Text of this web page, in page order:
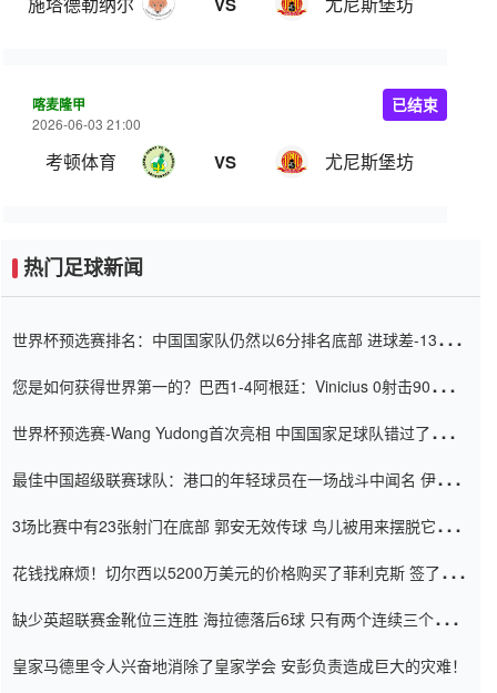
喀麦隆甲
2026-06-03 21:00
考顿体育 VS 尤尼斯堡坊
已结束
热门足球新闻
世界杯预选赛排名：中国国家队仍然以6分排名底部 进球差-13令人
您是如何获得世界第一的？巴西1-4阿根廷：Vinicius 0射击90分钟
世界杯预选赛-Wang Yudong首次亮相 中国国家足球队错过了世界
最佳中国超级联赛球队：港口的年轻球员在一场战斗中闻名 伊万放
3场比赛中有23张射门在底部 郭安无效传球 鸟儿被用来摆脱它
花钱找麻烦！切尔西以5200万美元的价格购买了菲利克斯 签了7年
缺少英超联赛金靴位三连胜 海拉德落后6球 只有两个连续三个连续
皇家马德里令人兴奋地消除了皇家学会 安彭负责造成巨大的灾难！